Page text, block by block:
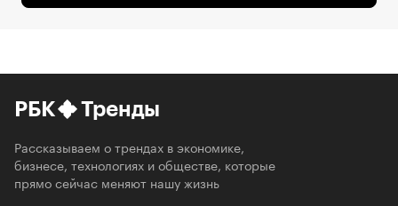
РБК Тренды
Рассказываем о трендах в экономике,
бизнесе, технологиях и обществе, которые
прямо сейчас меняют нашу жизнь